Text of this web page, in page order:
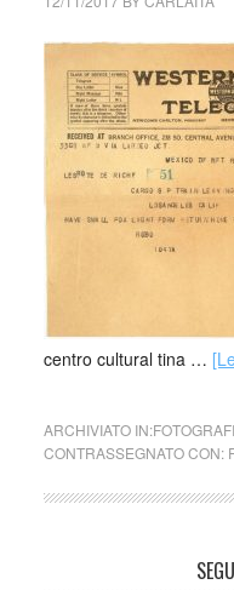
centro cultural tina …
ARCHIVIATO IN:
CONTRASSEGNATO CON: